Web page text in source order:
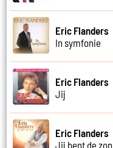
Eric Flanders
In symfonie
Eric Flanders
Jij
Eric Flanders
Jij bent de zon